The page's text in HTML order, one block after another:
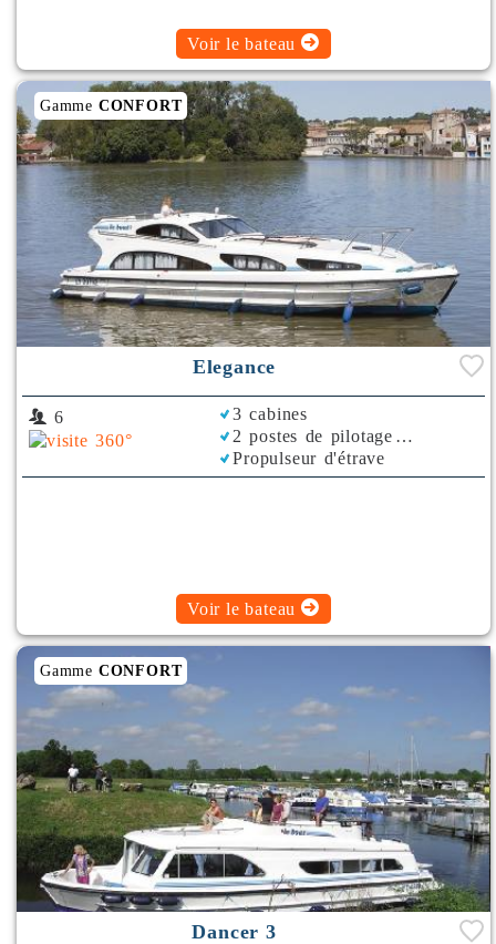
Voir le bateau
Gamme CONFORT
Elegance
6
3 cabines
2 postes de pilotage
Propulseur d'étrave
Rafraichisseur d'Air
Voir le bateau
Gamme CONFORT
Dancer 3